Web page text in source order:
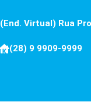
(End. Virtual) Rua
(28) 9 9909-9999